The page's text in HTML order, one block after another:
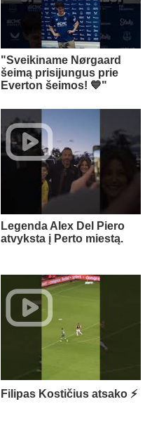
"Sveikiname Nørgaard
šeimą prisijungus prie
Everton šeimos! 💙"
Legenda Alex Del Piero
atvyksta į Perto miestą.
Filipas Kostičius atsako ⚡